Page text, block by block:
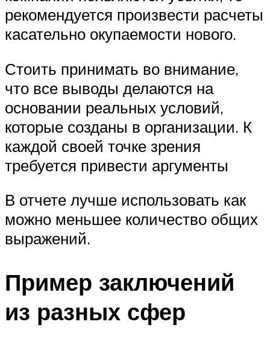
рекомендуется произвести расчеты
касательно окупаемости нового.
Стоить принимать во внимание,
что все выводы делаются на
основании реальных условий,
которые созданы в организации. К
каждой своей точке зрения
требуется привести аргументы
В отчете лучше использовать как
можно меньшее количество общих
выражений.
Пример заключений
из разных сфер